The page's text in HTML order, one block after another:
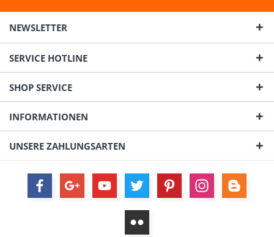
NEWSLETTER
SERVICE HOTLINE
SHOP SERVICE
INFORMATIONEN
UNSERE ZAHLUNGSARTEN